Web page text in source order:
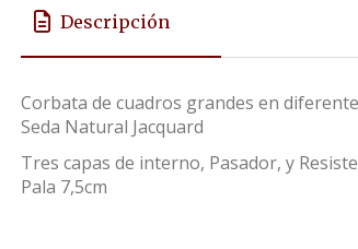
Descripción
Corbata de cuadros grandes en
Seda Natural Jacquard
Tres capas de interno, Pasador, y
Pala 7,5cm